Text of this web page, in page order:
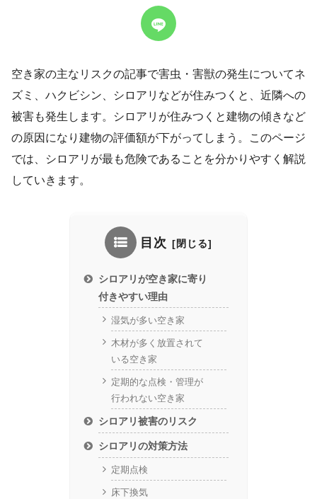
空き家の主なリスクの記事で害虫・害獣の発生についてネ
ズミ、ハクビシン、シロアリなどが住みつくと、近隣への
被害も発生します。シロアリが住みつくと建物の傾きなど
の原因になり建物の評価額が下がってしまう。このページ
では、シロアリが最も危険であることを分かりやすく解説
していきます。
目次
シロアリが空き家に寄り
付きやすい理由
湿気が多い空き家
木材が多く放置されて
いる空き家
定期的な点検・管理が
行われない空き家
シロアリ被害のリスク
シロアリの対策方法
定期点検
床下換気